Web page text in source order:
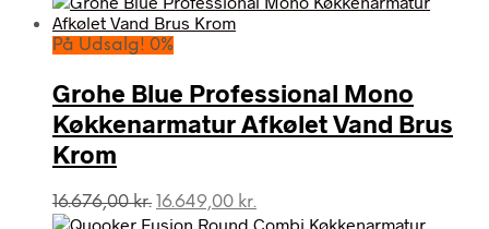
På Udsalg! 0%
Grohe Blue Professional Mono
Køkkenarmatur Afkølet Vand Brus
Krom
16.676,00kr. Den
oprindelige
16.649,00 kr.
aktuelle